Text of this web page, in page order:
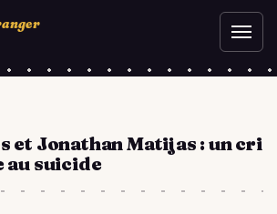
et Jonathan Matijas : un cri
suicide